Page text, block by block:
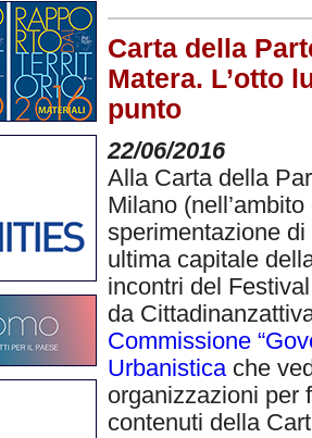
Carta della
Matera. L’otto
punto
22/06/2016
Alla Carta della
Milano
sperimentazione
ultima capitale
incontri del
da
Commissione
Urbanisticache
organizzazioni per
contenuti della